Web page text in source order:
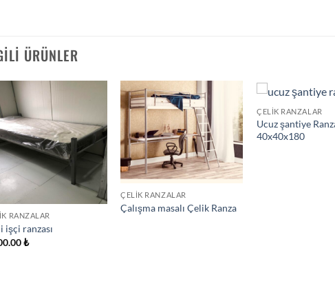
ÜRÜNLER
wishlist
RANZALAR
işçi ranzası
₺
Add to
wishlist
ÇELIK RANZALAR
Çalışma masalı Çelik Ranza
ÇELIK RANZALAR
Ucuz şantiye
40x40x180